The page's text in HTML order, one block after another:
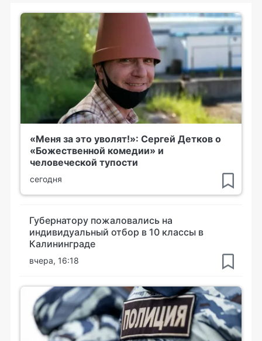
«Меня за это уволят!»: Сергей Детков о
«Божественной комедии» и
человеческой тупости
сегодня
Губернатору пожаловались на
индивидуальный отбор в 10 классы в
Калининграде
вчера, 16:18